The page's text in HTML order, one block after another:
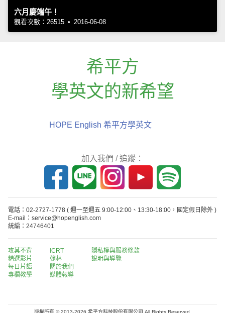
六月慶端午！
觀看次數：26515 • 2016-06-08
希平方
學英文的新希望
HOPE English 希平方學英文
加入我們 / 追蹤：
電話：02-2727-1778 ( 週一至週五 9:00-12:00、13:30-18:00，國定假日除外 )
E-mail：service@hopenglish.com
統編：24746401
攻其不背
精選影片
每日片語
專欄教學
ICRT
翰林
關於我們
媒體報導
隱私權與服務條款
說明與導覽
版權所有 © 2013-2026 希平方科技股份有限公司 All Rights Reserved.